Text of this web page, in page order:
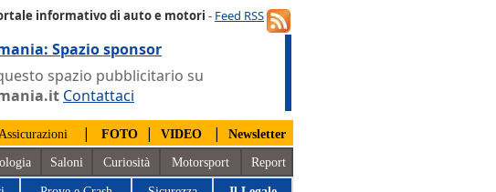
informativo di auto e motori - Feed RSS
Spazio sponsor
spazio pubblicitario su
Contattaci
| FOTO | VIDEO | Newsletter
Saloni Curiosità Motorsport Report